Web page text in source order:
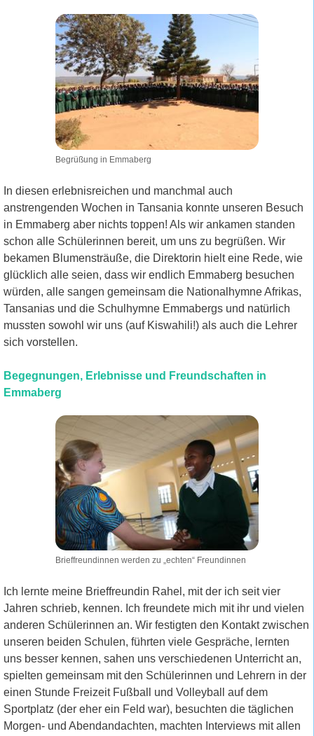
Begrüßung in Emmaberg
In diesen erlebnisreichen und manchmal auch
anstrengenden Wochen in Tansania konnte unseren Besuch
in Emmaberg aber nichts toppen! Als wir ankamen standen
schon alle Schülerinnen bereit, um uns zu begrüßen. Wir
bekamen Blumensträuße, die Direktorin hielt eine Rede, wie
glücklich alle seien, dass wir endlich Emmaberg besuchen
würden, alle sangen gemeinsam die Nationalhymne Afrikas,
Tansanias und die Schulhymne Emmabergs und natürlich
mussten sowohl wir uns (auf Kiswahili!) als auch die Lehrer
sich vorstellen.
Begegnungen, Erlebnisse und Freundschaften in
Emmaberg
Brieffreundinnen werden zu „echten“ Freundinnen
Ich lernte meine Brieffreundin Rahel, mit der ich seit vier
Jahren schrieb, kennen. Ich freundete mich mit ihr und vielen
anderen Schülerinnen an. Wir festigten den Kontakt zwischen
unseren beiden Schulen, führten viele Gespräche, lernten
uns besser kennen, sahen uns verschiedenen Unterricht an,
spielten gemeinsam mit den Schülerinnen und Lehrern in der
einen Stunde Freizeit Fußball und Volleyball auf dem
Sportplatz (der eher ein Feld war), besuchten die täglichen
Morgen- und Abendandachten, machten Interviews mit allen